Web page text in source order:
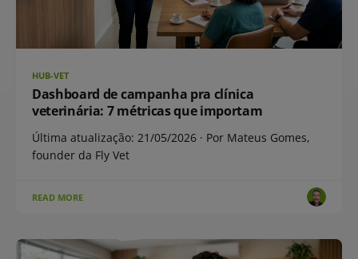
HUB-VET
Dashboard de campanha pra clínica
veterinária: 7 métricas que importam
Última atualização: 21/05/2026 · Por Mateus Gomes,
founder da Fly Vet
READ MORE